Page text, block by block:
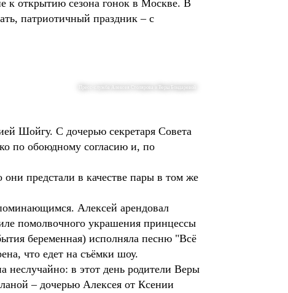
к открытию сезона гонок в Москве. В
патриотичный праздник – с
Пресс-служба Алексея Столярова и Веры Бондаревой
Шойгу. С дочерью секретаря Совета
по обоюдному согласию и, по
предстали в качестве пары в том же
Алексей арендовал
помолвочного украшения принцессы
беременная) исполняла песню "Всё
что едет на съёмки шоу.
неслучайно: в этот день родители Веры
– дочерью Алексея от Ксении